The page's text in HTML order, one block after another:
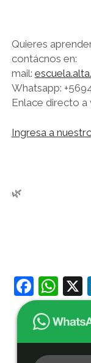
Quieres
contácnos en:
mail:
Whatsapp:
Enlace directo a
Ingresa a
🌿
F
a
c
e
W
h
at
s